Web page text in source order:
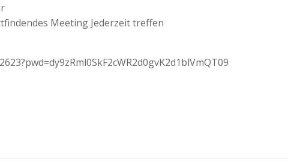
Meeting Jederzeit treffen